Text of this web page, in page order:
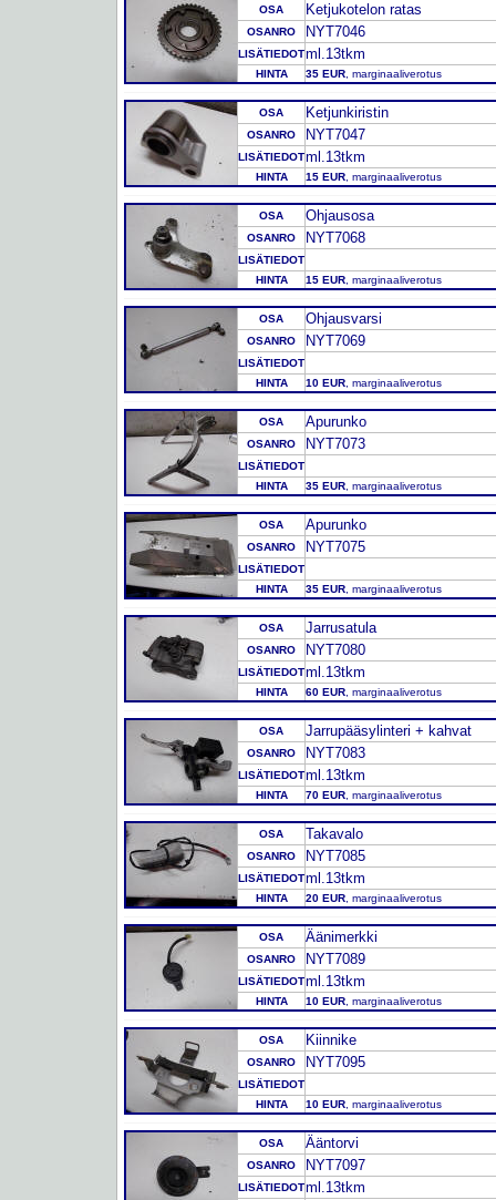
OSA Ketjukotelon ratas
OSANRO NYT7046
LISÄTIEDOTml.13tkm
HINTA 35 EUR , marginaaliverotus
OSA Ketjunkiristin
OSANRO NYT7047
LISÄTIEDOTml.13tkm
HINTA 15 EUR , marginaaliverotus
OSA Ohjausosa
OSANRO NYT7068
LISÄTIEDOT
HINTA
15 EUR , marginaaliverotus
OSA Ohjausvarsi
OSANRO NYT7069
LISÄTIEDOT
HINTA
10 EUR , marginaaliverotus
OSA Apurunko
OSANRO NYT7073
LISÄTIEDOT
HINTA
35 EUR , marginaaliverotus
OSA Apurunko
OSANRO NYT7075
LISÄTIEDOT
HINTA
35 EUR , marginaaliverotus
OSA Jarrusatula
OSANRO NYT7080
LISÄTIEDOTml.13tkm
HINTA 60 EUR , marginaaliverotus
OSA Jarrupääsylinteri + kahvat
OSANRO NYT7083
LISÄTIEDOTml.13tkm
HINTA 70 EUR , marginaaliverotus
OSA Takavalo
OSANRO NYT7085
LISÄTIEDOTml.13tkm
HINTA 20 EUR , marginaaliverotus
OSA Äänimerkki
OSANRO NYT7089
LISÄTIEDOTml.13tkm
HINTA 10 EUR , marginaaliverotus
OSA Kiinnike
OSANRO NYT7095
LISÄTIEDOT
HINTA
10 EUR , marginaaliverotus
OSA Ääntorvi
OSANRO NYT7097
LISÄTIEDOTml.13tkm